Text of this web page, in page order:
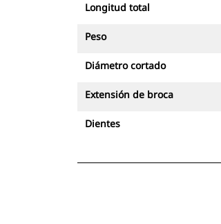
Longitud total
Peso
Diámetro cortado
Extensión de broca
Dientes